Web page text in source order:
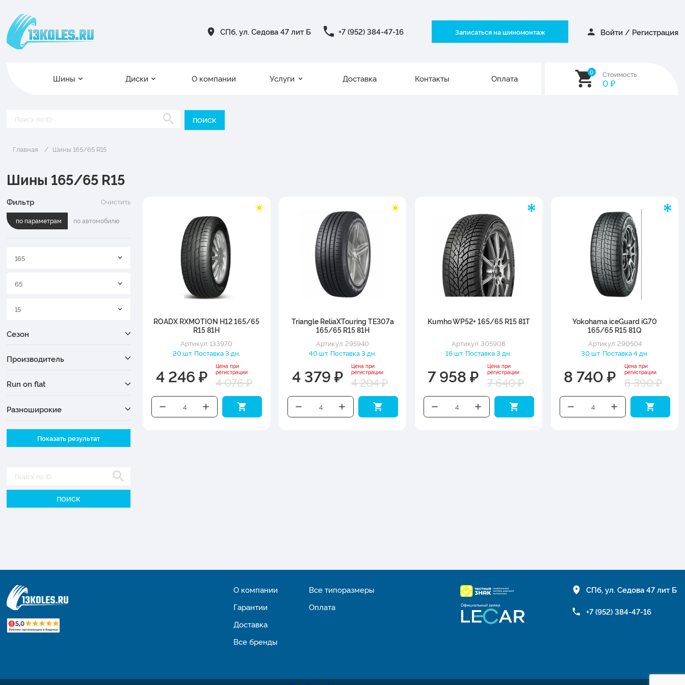
СПб, ул. Седова 47 лит Б +7 (952) 384-47-16 Записаться на шиномонтаж Войти / Регистрация
Шины Диски О компании Услуги Доставка Контакты Оплата
0 Стоимость
0 ₽
Главная Шины 165/65 R15
Шины 165/65 R15
Фильтр Очистить
по параметрам по автомобилю
165
65
15
Сезон
Производитель
Run on flat
Разноширокие
Ширина
Диаметр
Показать результат
ROADX RXMOTION H12 165/65
R15 81H
Артикул: 133970
20 шт. Поставка 3 дн.
4 246 ₽
Цена при
регистрации
4 076 ₽
Triangle ReliaXTouring TE307a
165/65 R15 81H
Артикул: 295940
40 шт. Поставка 3 дн.
4 379 ₽
Цена при
регистрации
4 204 ₽
Kumho WP52+ 165/65 R15 81T
Артикул: 305908
16 шт. Поставка 3 дн.
7 958 ₽
Цена при
регистрации
7 640 ₽
Yokohama iceGuard iG70
165/65 R15 81Q
Артикул: 290504
30 шт. Поставка 4 дн.
8 740 ₽
Цена при
регистрации
8 390 ₽
О компании
Гарантии
Доставка
Все бренды
Все типоразмеры
Оплата
СПб, ул. Седова 47 лит Б
+7 (952) 384-47-16